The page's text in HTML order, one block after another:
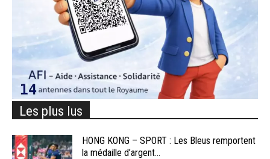
Les plus lus
HONG KONG – SPORT : Les Bleus remportent
la médaille d’argent...